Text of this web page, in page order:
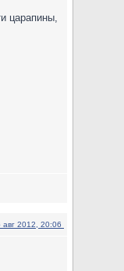
царапины,
авг 2012, 20:06